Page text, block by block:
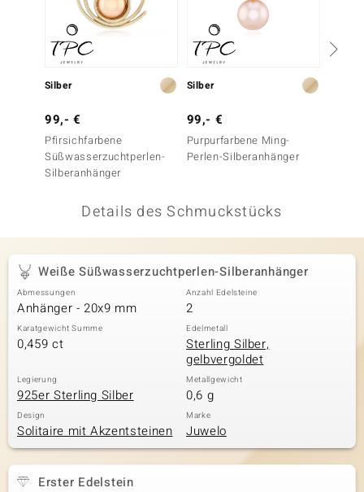
Collection
BY DE MELO
Collection
Classics
Silber
99,- €
Pfirsichfarbene
Süßwasserzuchtperlen-
Silberanhänger
Silber
99,- €
Purpurfarbene Ming-
Perlen-Silberanhänger
Details des Schmuckstücks
Weiße Süßwasserzuchtperlen-Silberanhänger
Abmessungen
Anhänger - 20x9 mm
Anzahl Edelsteine
2
Karatgewicht Summe
0,459 ct
Edelmetall
Sterling Silber,
gelbvergoldet
Legierung
925er Sterling Silber
Metallgewicht
0,6 g
Design
Solitaire mit Akzentsteinen
Marke
Juwelo
Erster Edelstein